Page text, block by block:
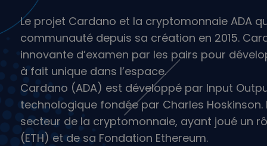
Le projet Cardano et la cryptomonnaie ADA
communauté depuis sa création en 2015.
innovante d’examen par les pairs pour
à fait unique dans l’espace.
Cardano (ADA) est développé par Input
technologique fondée par Charles
secteur de la cryptomonnaie, ayant joué un
(ETH) et de sa Fondation Ethereum.